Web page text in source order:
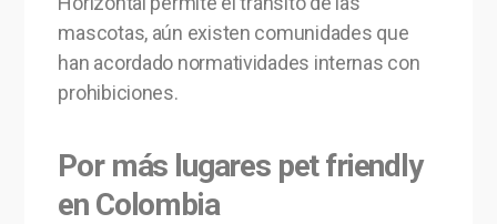
mascotas, aún existen comunidades que
han acordado normatividades internas con
prohibiciones.
Por más lugares pet friendly
en Colombia